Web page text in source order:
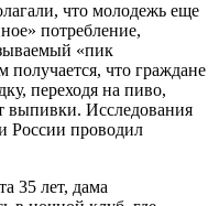
что молодежь еще
потребление,
«пик
что граждане
переходя на пиво,
выпивки. Исследования
России проводил
35 лет, дама